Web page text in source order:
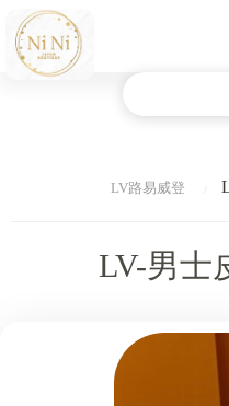
LV路易威登
LV-男士